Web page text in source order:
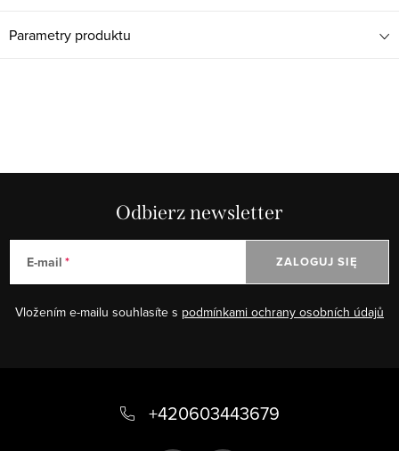
Parametry produktu
Odbierz newsletter
E-mail
Vložením e-mailu souhlasíte s podmínkami ochrany osobních údajů
ZALOGUJ SIĘ
+420603443679